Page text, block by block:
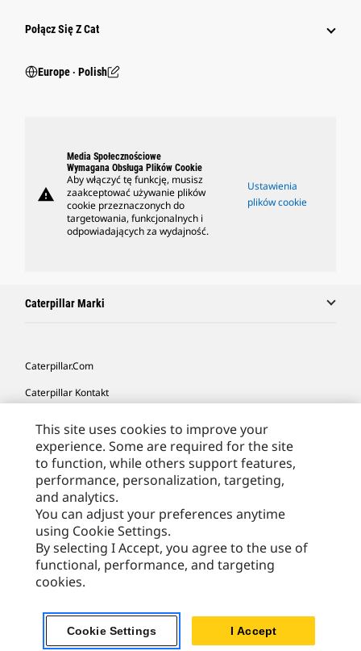
Połącz Się Z Cat
Europe ‧ Polish
warning
Media Społecznościowe
Wymagana Obsługa Plików Cookie
Aby włączyć tę funkcję, musisz
zaakceptować używanie plików
cookie przeznaczonych do
targetowania, funkcjonalnych i
odpowiadających za wydajność.
Ustawienia
plików cookie
Caterpillar Marki
Caterpillar.com
Caterpillar Kontakt
Moje Preferencje Marketingowe
Site Map
Cookie Settings
Legal
Privacy
Europe - Polish© 2026 Caterpillar. Wszelkie prawa zastrzeżone.
This site uses cookies to improve your
experience. Some are required for the site
to function, while others support features,
performance, personalization, targeting,
and analytics.
You can adjust your preferences anytime
using Cookie Settings.
By selecting I Accept, you agree to the use of
functional, performance, and targeting
cookies.
Cookie Settings I Accept